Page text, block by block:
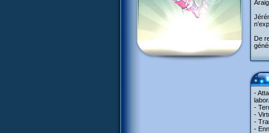
De
-
-
-
-
-